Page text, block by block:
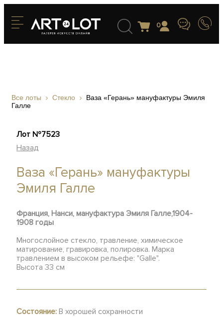
0
Все лоты Стекло
Ваза «Герань» мануфактуры Эмиля
Галле
Лот №7523
Назад
Ваза «Герань» мануфактуры
Эмиля Галле
Франция, Нанси, мануфактура Эмиля Галле,1904-
1908 годы
Многослойное стекло, травление, химическое
матирование, гравировка, полировка. Марка
травлением в высоком рельефе: "Galle".
Высота 33 см
Состояние: В хорошей сохранности